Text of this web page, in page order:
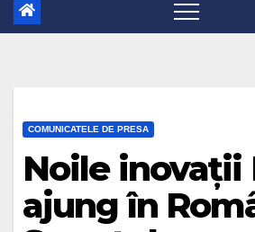
COMUNICATELE DE PRESA
Noile inovații
ajung în